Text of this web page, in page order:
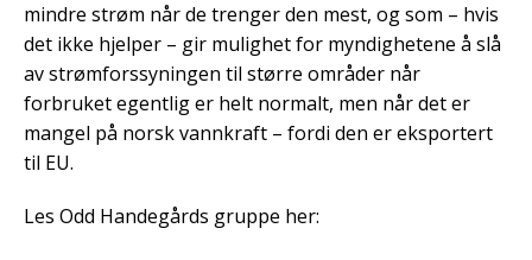
mindre strøm når de trenger den mest, og som – hvis
det ikke hjelper – gir mulighet for myndighetene å slå
av strømforssyningen til større områder når
forbruket egentlig er helt normalt, men når det er
mangel på norsk vannkraft – fordi den er eksportert
til EU.
Les Odd Handegårds gruppe her: